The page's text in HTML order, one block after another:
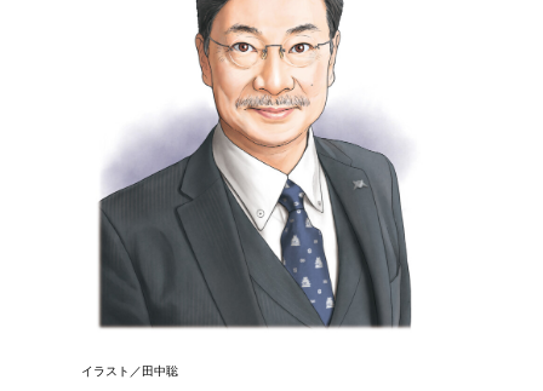
イラスト／田中聡